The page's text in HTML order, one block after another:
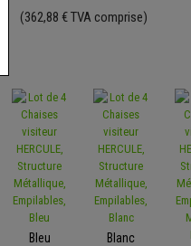
(362,88 € TVA comprise)
Bleu
Blanc